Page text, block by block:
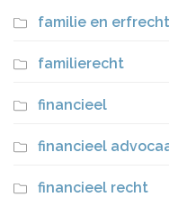
familie en
familierecht
financieel
financieel
financieel recht